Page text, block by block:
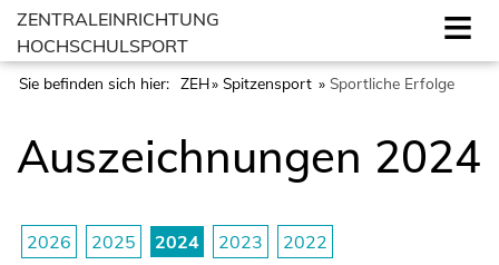
ZENTRALEINRICHTUNG
HOCHSCHULSPORT
Sie befinden sich hier: ZEH Spitzensport Sportliche Erfolge
Auszeichnungen 2024
2026 2025 2024 2023 2022